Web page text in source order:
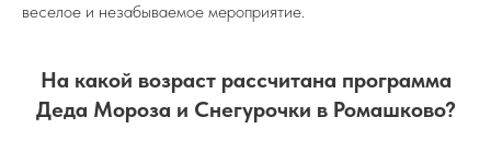
веселое и незабываемое мероприятие.
На какой возраст рассчитана программа
Деда Мороза и Снегурочки в Ромашково?